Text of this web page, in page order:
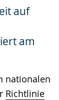
auf
am
nationalen
Richtlinie